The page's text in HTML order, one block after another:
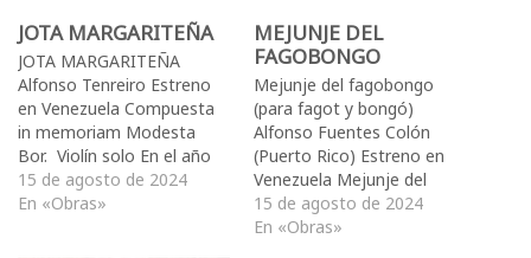
JOTA MARGARITEÑA
JOTA MARGARITEÑA
Alfonso Tenreiro Estreno
en Venezuela Compuesta
in memoriam Modesta
Bor. Violín solo En el año
2022 mi gran amiga
compositora Beatriz
15 de agosto de 2024
En «Obras»
MEJUNJE DEL
FAGOBONGO
Mejunje del fagobongo
(para fagot y bongó)
Alfonso Fuentes Colón
(Puerto Rico) Estreno en
Venezuela Mejunje del
fagobongo, escrita en
2006, es una comisión del
15 de agosto de 2024
En «Obras»